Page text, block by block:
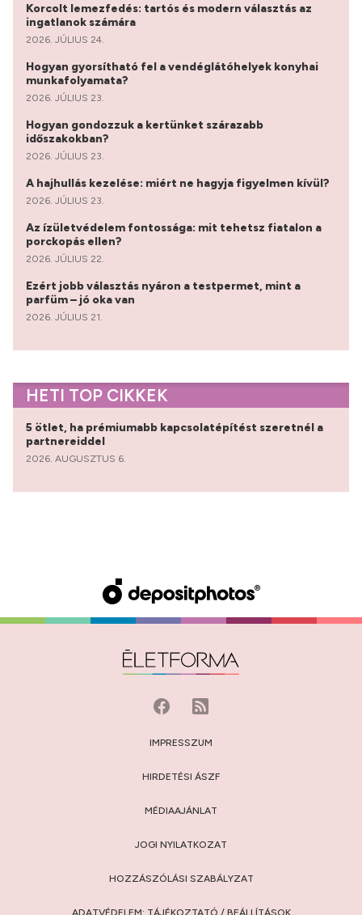
Korcolt lemezfedés: tartós és modern választás az
ingatlanok számára
2026. JÚLIUS 24.
Hogyan gyorsítható fel a vendéglátóhelyek konyhai
munkafolyamata?
2026. JÚLIUS 23.
Hogyan gondozzuk a kertünket szárazabb
időszakokban?
2026. JÚLIUS 23.
A hajhullás kezelése: miért ne hagyja figyelmen kívül?
2026. JÚLIUS 23.
Az ízületvédelem fontossága: mit tehetsz fiatalon a
porckopás ellen?
2026. JÚLIUS 22.
Ezért jobb választás nyáron a testpermet, mint a
parfüm – jó oka van
2026. JÚLIUS 21.
HETI TOP CIKKEK
5 ötlet, ha prémiumabb kapcsolatépítést szeretnél a
partnereiddel
2026. AUGUSZTUS 6.
IMPRESSZUM
HIRDETÉSI ÁSZF
MÉDIAAJÁNLAT
JOGI NYILATKOZAT
HOZZÁSZÓLÁSI SZABÁLYZAT
ADATVÉDELEM: TÁJÉKOZTATÓ / BEÁLLÍTÁSOK